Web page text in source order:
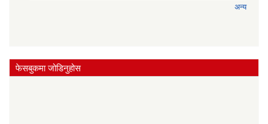
अन्य
फेसबुकमा जोडिनुहोस